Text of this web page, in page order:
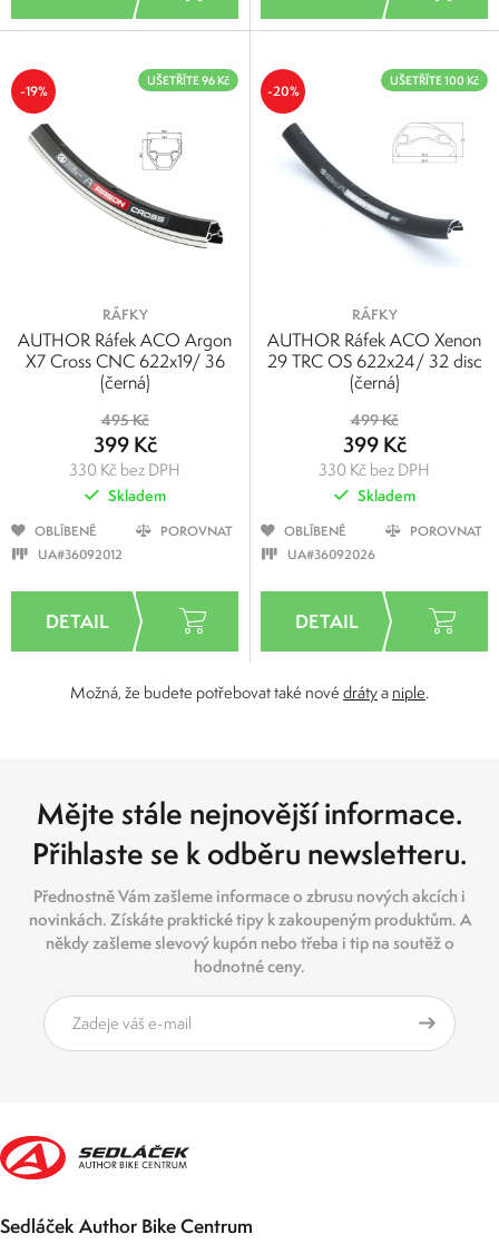
-19%
UŠETŘÍTE 96 Kč
RÁFKY
AUTHOR Ráfek ACO Argon
X7 Cross CNC 622x19/ 36
(černá)
495 Kč
399 Kč
330 Kč bez DPH
Skladem
OBLÍBENÉ
POROVNAT
UA#36092012
-20%
UŠETŘÍTE 100 Kč
RÁFKY
AUTHOR Ráfek ACO Xenon
29 TRC OS 622x24/ 32 disc
(černá)
499 Kč
399 Kč
330 Kč bez DPH
Skladem
OBLÍBENÉ
POROVNAT
UA#36092026
Možná, že budete potřebovat také nové drátya niple.
Mějte stále nejnovější informace.
Přihlaste se k odběru newsletteru.
Přednostně Vám zašleme informace o zbrusu nových akcích i
novinkách. Získáte praktické tipy k zakoupeným produktům. A
někdy zašleme slevový kupón nebo třeba i tip na soutěž o
hodnotné ceny.
Sedláček Author Bike Centrum